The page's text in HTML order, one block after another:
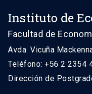
Instituto de
Facultad de
Avda. Vicuña
Teléfono: +56 2 2354
Dirección de